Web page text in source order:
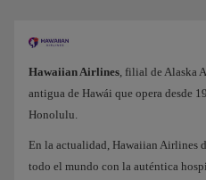
Hawaiian Airlines, filial de Alaska
antigua de Hawái que opera desde
Honolulu.
En la actualidad, Hawaiian Airlines
todo el mundo con la auténtica